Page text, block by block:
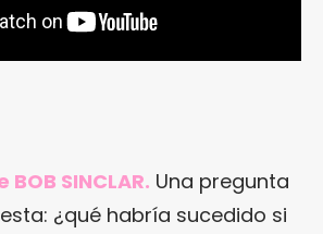
BOB SINCLAR. Una pregunta
¿qué habría sucedido si